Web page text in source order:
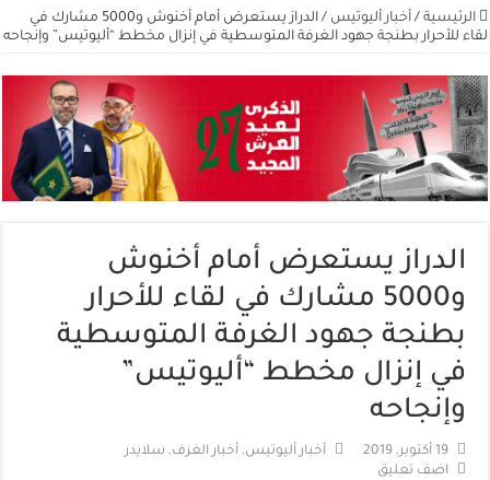
الرئيسية / أخبار أليوتيس /
الدراز يستعرض أمام أخنوش و5000 مشارك في
لقاء للأحرار بطنجة جهود الغرفة المتوسطية في إنزال مخطط “أليوتيس” وإنجاحه
الدراز يستعرض أمام أخنوش
و5000 مشارك في لقاء للأحرار
بطنجة جهود الغرفة المتوسطية
في إنزال مخطط “أليوتيس”
وإنجاحه
19 أكتوبر، 2019 أخبار أليوتيس, أخبار الغرف, سلايدر
اضف تعليق